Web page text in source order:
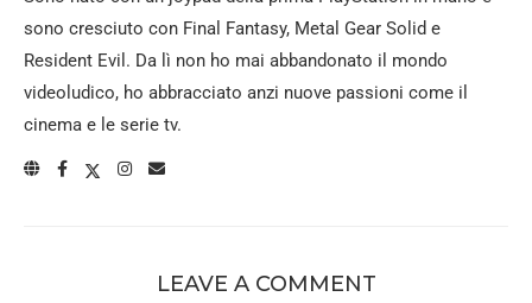
sono cresciuto con Final Fantasy, Metal Gear Solid e
Resident Evil. Da lì non ho mai abbandonato il mondo
videoludico, ho abbracciato anzi nuove passioni come il
cinema e le serie tv.
LEAVE A COMMENT